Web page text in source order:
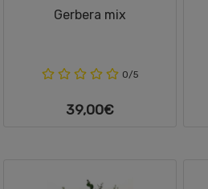
Gerbera mix
0/5
39,00€